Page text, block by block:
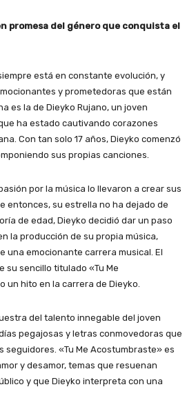
promesa del género que conquista el
está en constante evolución, y
y prometedoras que están
es la de Dieyko Rujano, un joven
ha estado cautivando corazones
Con tan solo 17 años, Dieyko comenzó
sus propias canciones.
por la música lo llevaron a crear sus
entonces, su estrella no ha dejado de
de edad, Dieyko decidió dar un paso
la producción de su propia música,
una emocionante carrera musical. El
su sencillo titulado «Tu Me
un hito en la carrera de Dieyko.
del talento innegable del joven
pegajosas y letras conmovedoras que
seguidores. «Tu Me Acostumbraste» es
y desamor, temas que resuenan
y que Dieyko interpreta con una